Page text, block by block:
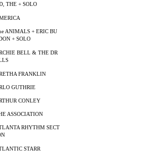
THE + SOLO
ANIMALS + ERIC BU
+ SOLO
BELL & THE DR
FRANKLIN
GUTHRIE
CONLEY
ASSOCIATION
RHYTHM SECT
STARR